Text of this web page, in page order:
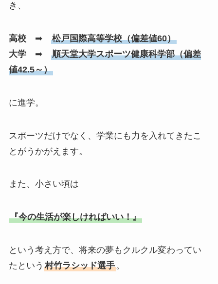
き、
高校➡ 松戸国際高等学校（偏差値60）
大学➡ 順天堂大学スポーツ健康科学部（偏差
値42.5～）
に進学。
スポーツだけでなく、学業にも力を入れてきたこ
とがうかがえます。
また、小さい頃は
『今の生活が楽しければいい！』
という考え方で、将来の夢もクルクル変わってい
たという 村竹ラシッド選手。